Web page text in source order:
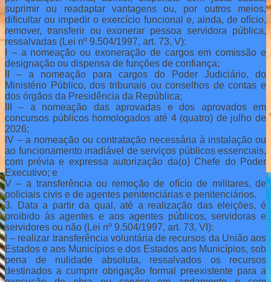
suprimir ou readaptar vantagens ou, por outros meios,
dificultar ou impedir o exercício funcional e, ainda, de ofício,
remover, transferir ou exonerar pessoa servidora pública,
ressalvadas (Lei nº 9.504/1997, art. 73, V):
I – a nomeação ou exoneração de cargos em comissão e
designação ou dispensa de funções de confiança;
II – a nomeação para cargos do Poder Judiciário, do
Ministério Público, dos tribunais ou conselhos de contas e
dos órgãos da Presidência da República;
III – a nomeação das aprovadas e dos aprovados em
concursos públicos homologados até 4 (quatro) de julho de
2026;
IV – a nomeação ou contratação necessária à instalação ou
ao funcionamento inadiável de serviços públicos essenciais,
com prévia e expressa autorização da(o) Chefe do Poder
Executivo; e
V – a transferência ou remoção de ofício de militares, de
policiais civis e de agentes penitenciárias e penitenciários.
3. Data a partir da qual, até a realização das eleições, é
proibido às agentes e aos agentes públicos, servidoras e
servidores ou não (Lei nº 9.504/1997, art. 73, VI):
I – realizar transferência voluntária de recursos da União aos
Estados e aos Municípios e dos Estados aos Municípios, sob
pena de nulidade absoluta, ressalvados os recursos
destinados a cumprir obrigação formal preexistente para a